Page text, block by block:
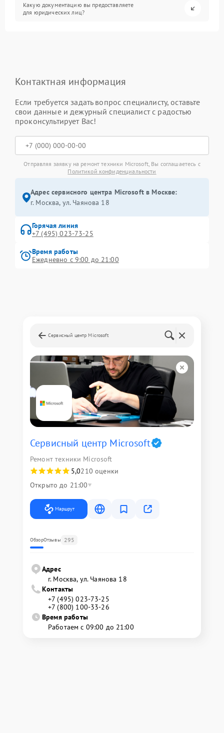
Какую документацию вы предоставляете
для юридических лиц?
Контактная информация
Если требуется задать вопрос специалисту, оставьте
свои данные и дежурный специалист с радостью
проконсультирует Вас!
Отправляя заявку на ремонт техники Microsoft, Вы соглашаетесь с
Политикой конфиденциальности
Адрес сервисного центра Microsoft в Москве:
г. Москва, ул. Чаянова 18
Горячая линия
+7 (495) 023-73-25
Время работы
Ежедневно с 9:00 до 21:00
Сервисный центр Microsoft
Сервисный центр Microsoft
Ремонт техники Microsoft
5,0210 оценки
Открыто до 21:00
Маршрут
ОбзорОтзывы 295
Адрес
г. Москва, ул. Чаянова 18
Контакты
+7 (495) 023-73-25
+7 (800) 100-33-26
Время работы
Работаем с 09:00 до 21:00